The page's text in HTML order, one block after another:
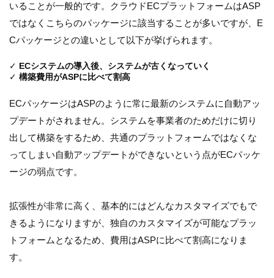
いることが一般的です。クラウドECプラットフォームはASP
ではなくこちらのパッケージに該当することが多いですが、E
Cパッケージとの違いとして以下が挙げられます。
✓ ECシステムの導入後、システムが古くなっていく
✓ 構築費用がASPに比べて割高
ECパッケージはASPのように常に最新のシステムに自動アッ
プデートがされません。システムを事業者のためだけに切り
出して構築をするため、共通のプラットフォームではなくな
ってしまい自動アップデートができないという点がECパッケ
ージの弱点です。
拡張性が非常に高く、基本的にはどんなカスタマイズでもで
きるようになりますが、独自のカスタマイズが可能なプラッ
トフォームとなるため、費用はASPに比べて割高になりま
す。